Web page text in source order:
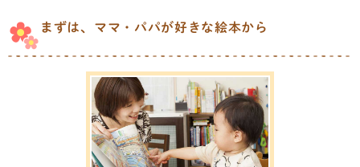
まずは、ママ・パパが好きな絵本から